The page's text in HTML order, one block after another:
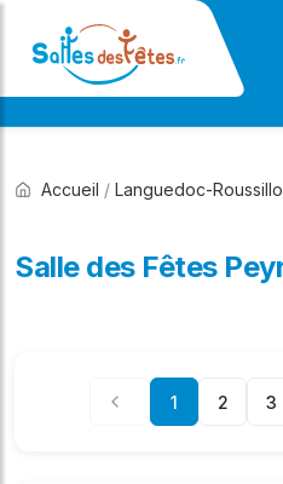
Accueil / Languedoc-
Salle des Fêtes
1 2 3